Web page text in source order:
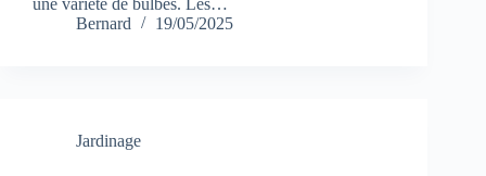
une variété de bulbes. Les…
Bernard
19/05/2025
Jardinage